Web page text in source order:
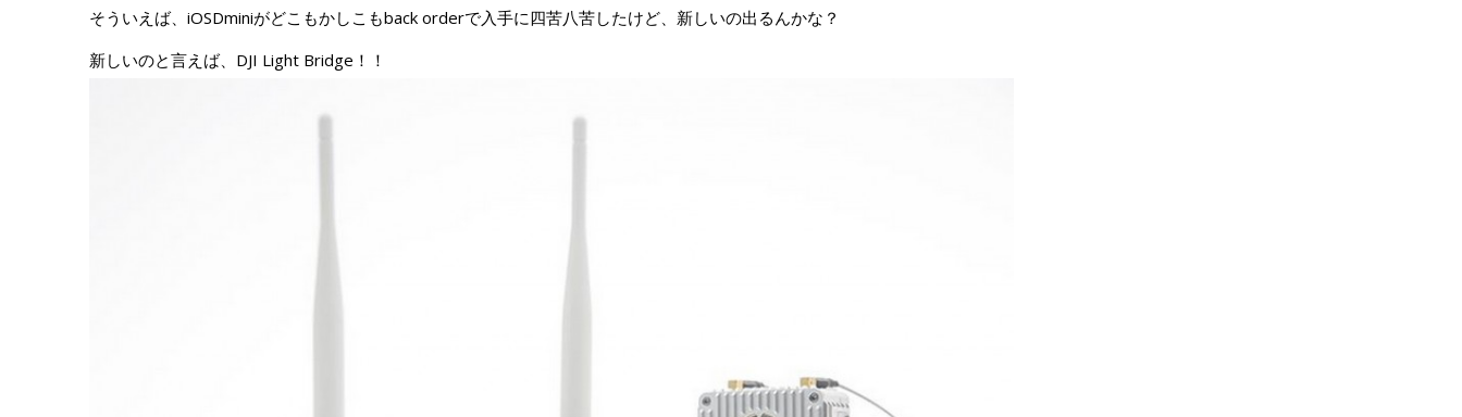
そういえば、iOSDminiがどこもかしこもback orderで入手に四苦八苦したけど、新しいの出るんかな？
新しいのと言えば、DJI Light Bridge！！